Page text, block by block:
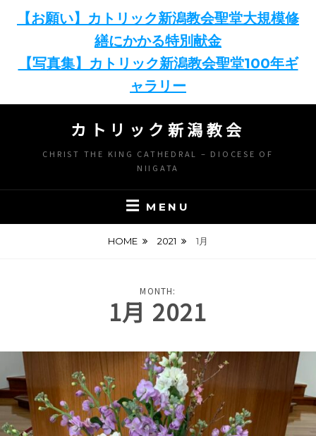
【お願い】カトリック新潟教会聖堂大規模修
繕にかかる特別献金
【写真集】カトリック新潟教会聖堂100年ギ
ャラリー
content
カトリック新潟教会
CHRIST THE KING CATHEDRAL – DIOCESE OF
NIIGATA
MENU
HOME 2021 1月
MONTH:
1月 2021